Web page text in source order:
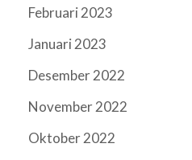
Februari 2023
Januari 2023
Desember 2022
November 2022
Oktober 2022